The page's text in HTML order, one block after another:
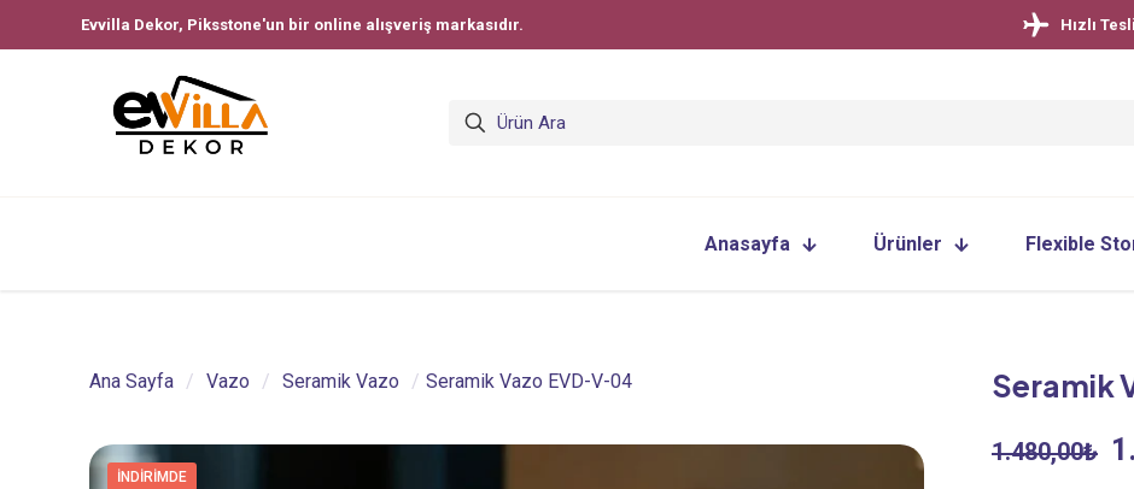
Evvilla Dekor, Piksstone'un bir online alışveriş markasıdır. Hızlı
Anasayfa Ürünler Flexible
Ana Sayfa / Vazo / Seramik Vazo / Seramik Vazo EVD-V-04
İNDIRIMDE
Seramik
1.480,00₺